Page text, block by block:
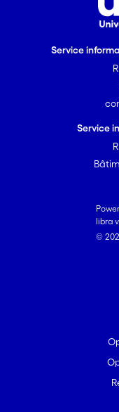
Service
Service
libra
©